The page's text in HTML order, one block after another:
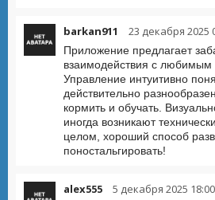
barkan911 23 декабря 2025
Приложение предлагает
взаимодействия с любимым
Управление интуитивно
действительно
кормить и обучать.
иногда возникают
целом, хороший способ
поностальгировать!
alex555 5 декабря 2025 18:00